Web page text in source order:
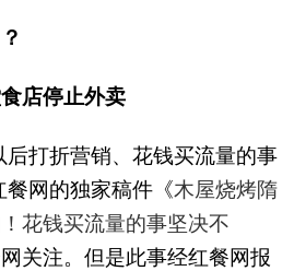
店停止外卖
后打折营销、花钱买流量的事
餐网的独家稿件《木屋烧烤隋
花钱买流量的事坚决不
关注。但是此事经红餐网报